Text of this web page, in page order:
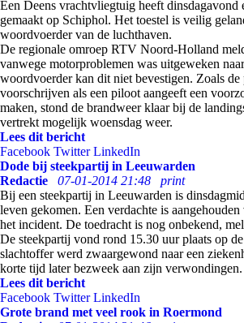
Een Deens vrachtvliegtuig heeft dinsdagavond
gemaakt op Schiphol. Het toestel is veilig
woordvoerder van de luchthaven.
De regionale omroep RTV Noord-Holland
vanwege motorproblemen was uitgeweken
woordvoerder kan dit niet bevestigen. Zoals de
voorschrijven als een piloot aangeeft een
maken, stond de brandweer klaar bij de
vertrekt mogelijk woensdag weer.
Lees dit bericht
Facebook Twitter LinkedIn
Dode bij steekpartij in Leeuwarden
Redactie
07-01-2014 21:48
print
Bij een steekpartij in Leeuwarden is
leven gekomen. Een verdachte is
het incident. De toedracht is nog onbekend,
De steekpartij vond rond 15.30 uur plaats op
slachtoffer werd zwaargewond naar een
korte tijd later bezweek aan zijn verwondingen.
Lees dit bericht
Facebook Twitter LinkedIn
Grote brand met veel rook in Roermond